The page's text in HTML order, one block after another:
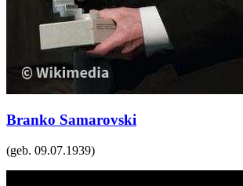
Branko Samarovski
(geb. 09.07.1939)